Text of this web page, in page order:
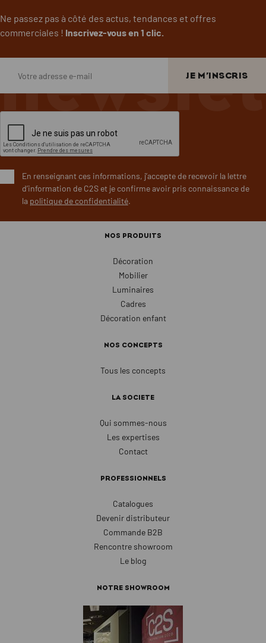
Ne passez pas à côté des actus, tendances et offres
commerciales ! Inscrivez-vous en 1 clic.
En renseignant ces informations, j’accepte de recevoir la lettre
d’information de C2S et je confirme avoir pris connaissance de
la politique de confidentialité.
NOS PRODUITS
Décoration
Mobilier
Luminaires
Cadres
Décoration enfant
NOS CONCEPTS
Tous les concepts
LA SOCIETE
Qui sommes-nous
Les expertises
Contact
PROFESSIONNELS
Catalogues
Devenir distributeur
Commande B2B
Rencontre showroom
Le blog
NOTRE SHOWROOM